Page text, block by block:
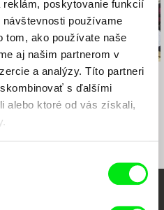
reklám, poskytovanie funkcií
používame
tom, ako používate naše
aj našim partnerom v
a analýzy. Títo partneri
s ďalšími
alebo ktoré od vás získali,
Grusková
za divadlo
Kateř Tureček
Iluze